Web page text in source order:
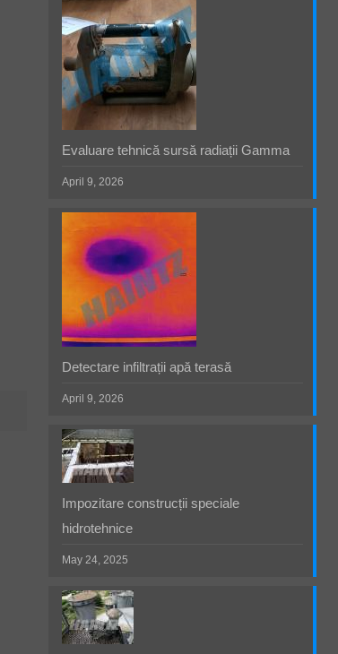
Evaluare tehnică sursă radiații Gamma
April 9, 2026
Detectare infiltrații apă terasă
April 9, 2026
Impozitare construcții speciale
hidrotehnice
May 24, 2025